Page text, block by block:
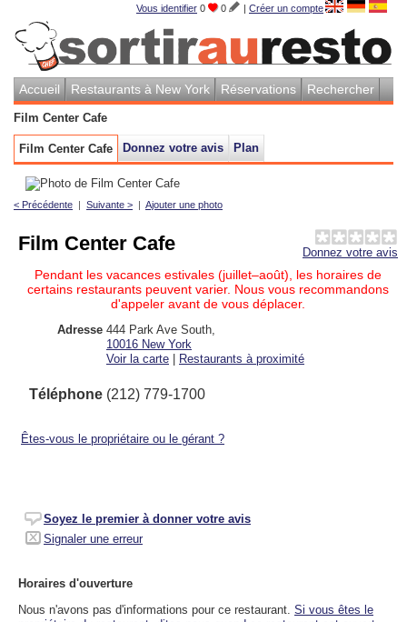
Vous identifier 0 0 | Créer un compte
Accueil Restaurants à New York Réservations Rechercher
Film Center Cafe
Film Center Cafe Donnez votre avis Plan
< Précédente | Suivante > | Ajouter une photo
Donnez votre avis
Film Center Cafe
Pendant les vacances estivales (juillet–août), les horaires de
certains restaurants peuvent varier. Nous vous recommandons
d'appeler avant de vous déplacer.
Adresse 444 Park Ave South
10016 New York
Voir la carte
Restaurants à proximité
Téléphone (212) 779-1700
Êtes-vous le propriétaire ou le gérant ?
Soyez le premier à donner votre avis
Signaler une erreur
Horaires d'ouverture
Nous n'avons pas d'informations pour ce restaurant. Si vous êtes le